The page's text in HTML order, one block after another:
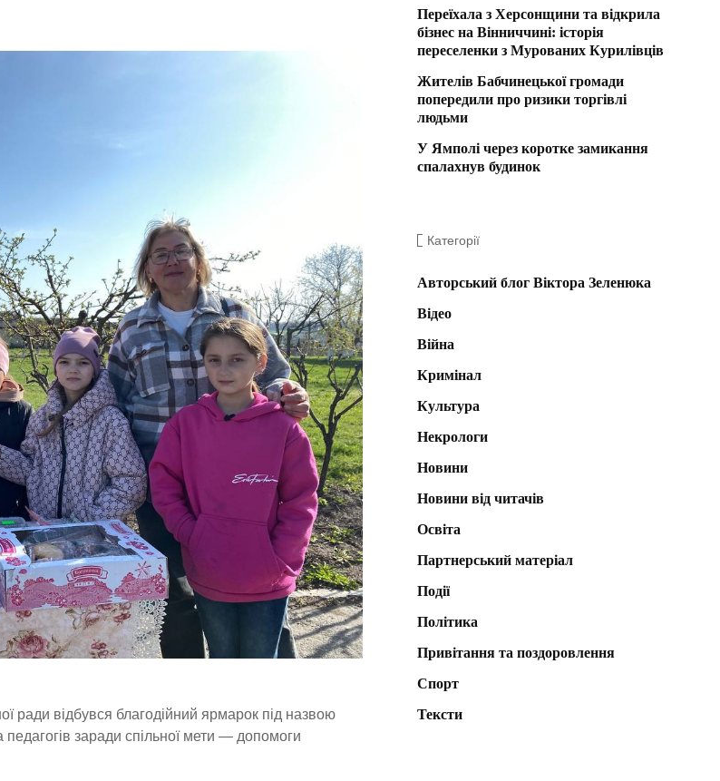
ради відбувся благодійний ярмарок під назвою
педагогів заради спільної мети — допомоги
Переїхала з Херсонщини та відкрила
бізнес на Вінниччині: історія
переселенки з Мурованих Курилівців
Жителів Бабчинецької громади
попередили про ризики торгівлі
людьми
У Ямполі через коротке замикання
спалахнув будинок
Категорії
Авторський блог Віктора Зеленюка
Відео
Війна
Кримінал
Культура
Некрологи
Новини
Новини від читачів
Освіта
Партнерський матеріал
Події
Політика
Привітання та поздоровлення
Спорт
Тексти